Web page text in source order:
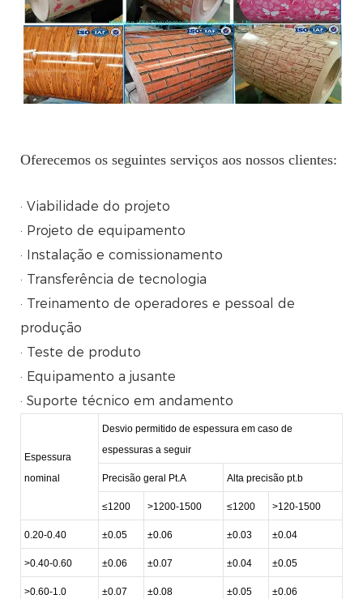
Oferecemos os seguintes serviços aos nossos clientes:
· Viabilidade do projeto
· Projeto de equipamento
· Instalação e comissionamento
· Transferência de tecnologia
· Treinamento de operadores e pessoal de
produção
· Teste de produto
· Equipamento a jusante
· Suporte técnico em andamento
Espessura
nominal
Desvio permitido de espessura em caso de
espessuras a seguir
Precisão geral Pt.A Alta precisão pt.b
≤1200 >1200-1500 ≤1200 >120-1500
0.20-0.40 ±0.05 ±0.06 ±0.03 ±0.04
>0.40-0.60 ±0.06 ±0.07 ±0.04 ±0.05
>0.60-1.0 ±0.07 ±0.08 ±0.05 ±0.06